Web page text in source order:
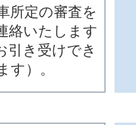
所定の審査を
絡いたします
引き受けでき
す）。